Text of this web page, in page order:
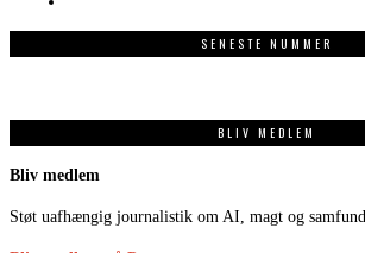
SENESTE NUMMER
BLIV MEDLEM
Bliv medlem
Støt uafhængig journalistik om AI, magt og samfund.